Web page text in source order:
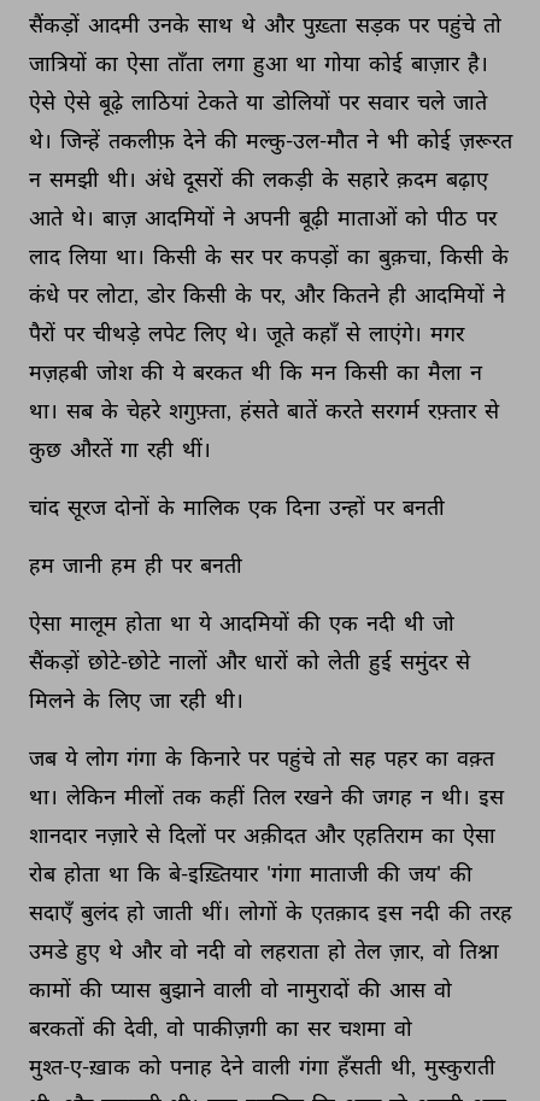
सैंकड़ों आदमी उनके साथ थे और पुख़्ता सड़क पर पहुंचे तो
जात्रियों का ऐसा ताँता लगा हुआ था गोया कोई बाज़ार है।
ऐसे ऐसे बूढ़े लाठियां टेकते या डोलियों पर सवार चले जाते
थे। जिन्हें तकलीफ़ देने की मल्कु-उल-मौत ने भी कोई ज़रूरत
न समझी थी। अंधे दूसरों की लकड़ी के सहारे क़दम बढ़ाए
आते थे। बाज़ आदमियों ने अपनी बूढ़ी माताओं को पीठ पर
लाद लिया था। किसी के सर पर कपड़ों का बुक़चा, किसी के
कंधे पर लोटा, डोर किसी के पर, और कितने ही आदमियों ने
पैरों पर चीथड़े लपेट लिए थे। जूते कहाँ से लाएंगे। मगर
मज़हबी जोश की ये बरकत थी कि मन किसी का मैला न
था। सब के चेहरे शगुफ़्ता, हंसते बातें करते सरगर्म रफ़्तार से
कुछ औरतें गा रही थीं।
चांद सूरज दोनों के मालिक एक दिना उन्हों पर बनती
हम जानी हम ही पर बनती
ऐसा मालूम होता था ये आदमियों की एक नदी थी जो
सैंकड़ों छोटे-छोटे नालों और धारों को लेती हुई समुंदर से
मिलने के लिए जा रही थी।
जब ये लोग गंगा के किनारे पर पहुंचे तो सह पहर का वक़्त
था। लेकिन मीलों तक कहीं तिल रखने की जगह न थी। इस
शानदार नज़ारे से दिलों पर अक़ीदत और एहतिराम का ऐसा
रोब होता था कि बे-इख़्तियार 'गंगा माताजी की जय' की
सदाएँ बुलंद हो जाती थीं। लोगों के एतक़ाद इस नदी की तरह
उमडे हुए थे और वो नदी वो लहराता हो तेल ज़ार, वो तिश्ना
कामों की प्यास बुझाने वाली वो नामुरादों की आस वो
बरकतों की देवी, वो पाकीज़गी का सर चशमा वो
मुश्त-ए-ख़ाक को पनाह देने वाली गंगा हँसती थी, मुस्कुराती